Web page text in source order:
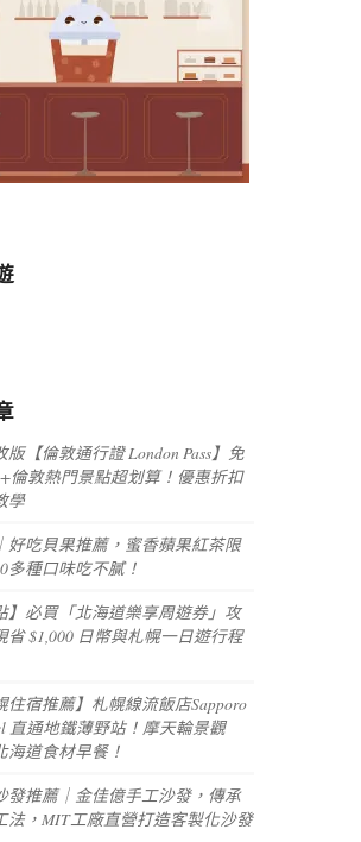
版【倫敦通行證 London Pass】免
倫敦熱門景點超划算！優惠折扣
學
好吃貝果推薦，蜜香蘋果紅茶限
多種口味吃不膩！
】必買「北海道樂享周遊券」攻
省 $1,000 日幣與札幌一日遊行程
住宿推薦】札幌線流飯店Sapporo
直通地鐵薄野站！摩天輪景觀
海道食材早餐！
發推薦｜金佳億手工沙發，傳承
法，MIT工廠直營打造客製化沙發